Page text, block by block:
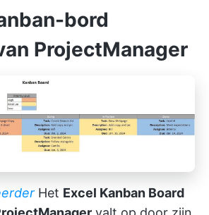
bord
ProjectManager
Het Excel Kanban Board